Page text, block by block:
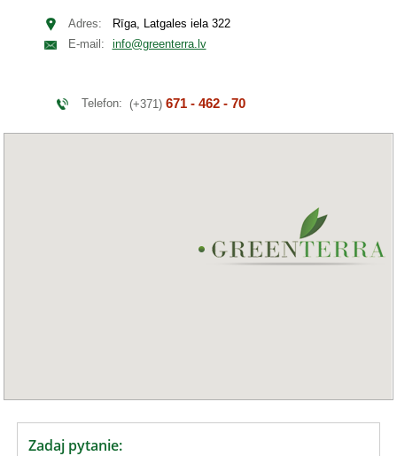
Adres:
Rīga, Latgales iela 322
E-mail:
info@greenterra.lv
Telefon: (+371) 671 - 462 - 70
Zadaj pytanie: